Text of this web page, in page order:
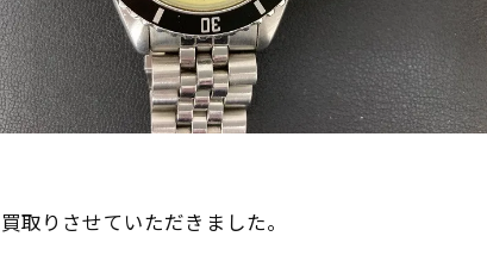
取りさせていただきました。